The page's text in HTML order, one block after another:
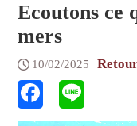
Ecoutons ce
mers
10/02/2025